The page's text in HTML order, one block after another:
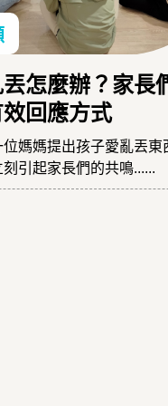
怎麼辦？家長
回應方式
媽媽提出孩子愛亂丟東
引起家長們的共鳴......